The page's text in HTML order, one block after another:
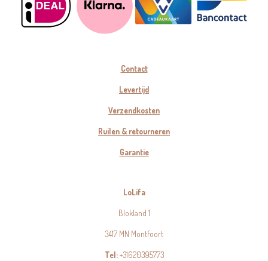
Contact
Levertijd
Verzendkosten
Ruilen & retourneren
Garantie
LoLifa
Blokland 1
3417 MN Montfoort
Tel:+31620395773